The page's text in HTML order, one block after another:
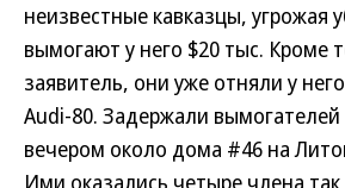
неизвестные кавказцы, угрожая
вымогают у него $20 тыс. Кроме
заявитель, они уже отняли у
Audi-80. Задержали вымогателей
вечером около дома #46 на
Ими оказались четыре члена